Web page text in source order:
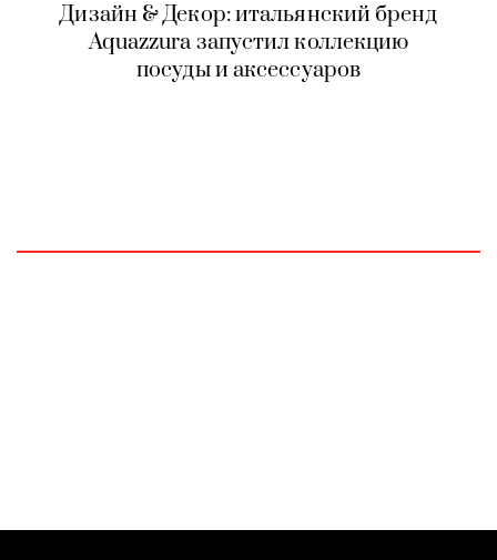
Дизайн & Декор: итальянский бренд
Aquazzura запустил коллекцию
посуды и аксессуаров